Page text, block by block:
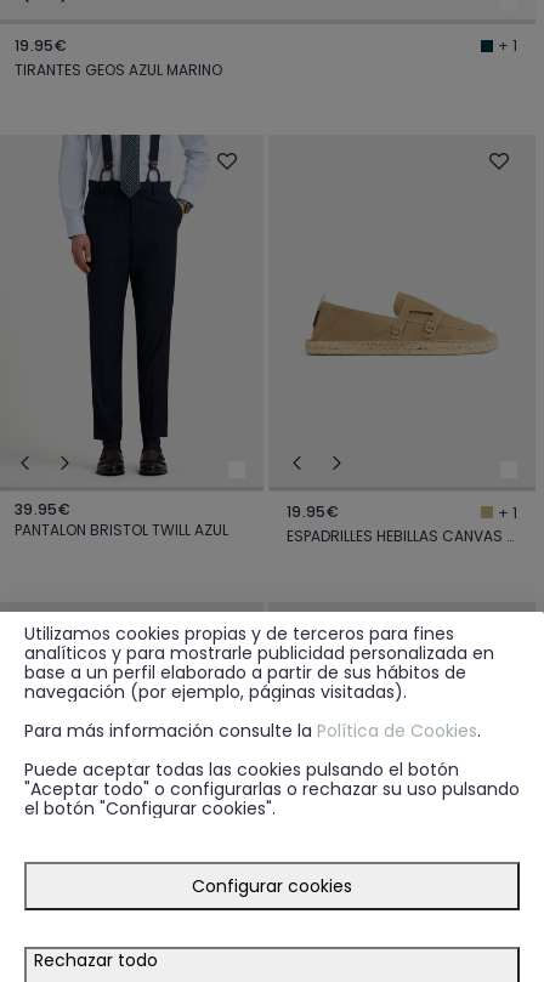
19.95€
+ 1
TIRANTES GEOS AZUL MARINO
39.95€
PANTALON BRISTOL TWILL AZUL
19.95€
+ 1
ESPADRILLES HEBILLAS CANVAS CAMEL
Utilizamos cookies propias y de terceros para fines
analíticos y para mostrarle publicidad personalizada en
base a un perfil elaborado a partir de sus hábitos de
navegación (por ejemplo, páginas visitadas).
Para más información consulte la Política de Cookies.
Puede aceptar todas las cookies pulsando el botón
"Aceptar todo" o configurarlas o rechazar su uso pulsando
el botón "Configurar cookies".
Configurar cookies
Rechazar todo